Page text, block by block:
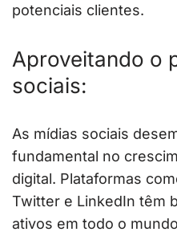
potenciais clientes.
Aproveitando o
sociais:
As mídias sociais
fundamental no
digital. Plataformas
Twitter e LinkedIn têm
ativos em todo o